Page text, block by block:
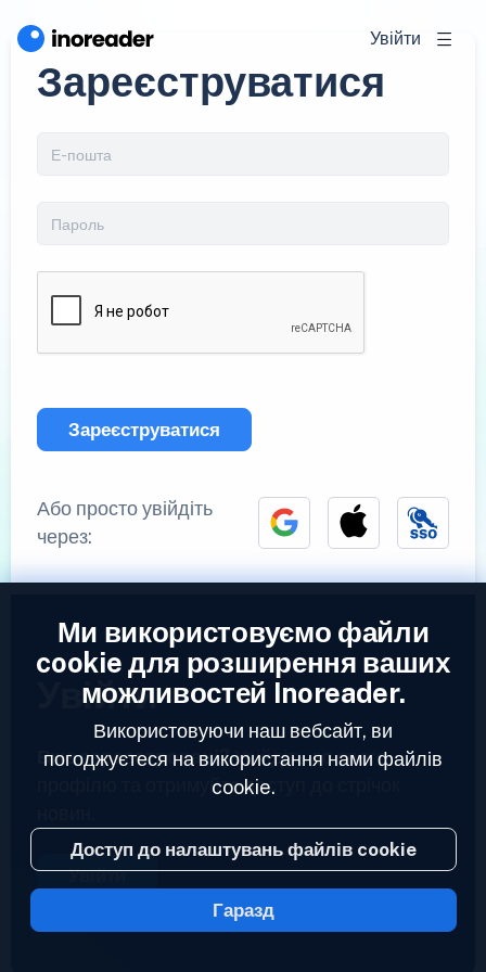
Увійти
Зареєструватися
Зареєструватися
Або просто увійдіть
через:
Увійти
Вже зареєстровані?Увійдіть до свого
профілю та отримуйте доступ до стрічок
Увійти
2023 © Inoreader
Ми використовуємо файли
cookie для розширення ваших
можливостей Inoreader.
Використовуючи наш вебсайт, ви
погоджуєтеся на використання нами файлів
cookie.
Доступ до налаштувань файлів cookie
Гаразд